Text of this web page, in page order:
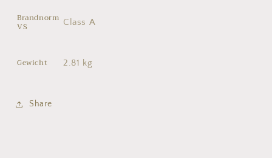
Brandnorm
VS Class A
Gewicht 2.81 kg
Share